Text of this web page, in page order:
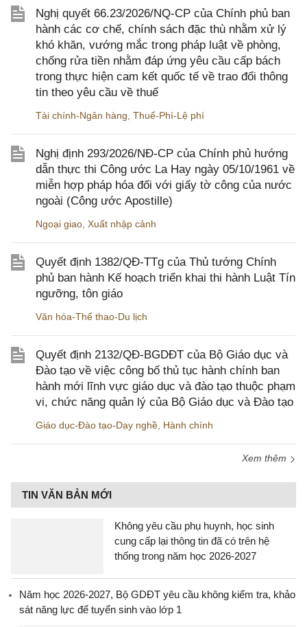
Nghị quyết 66.23/2026/NQ-CP của Chính phủ ban
hành các cơ chế, chính sách đặc thù nhằm xử lý
khó khăn, vướng mắc trong pháp luật về phòng,
chống rửa tiền nhằm đáp ứng yêu cầu cấp bách
trong thực hiện cam kết quốc tế về trao đổi thông
tin theo yêu cầu về thuế
Tài chính-Ngân hàng, Thuế-Phí-Lệ phí
Nghị định 293/2026/NĐ-CP của Chính phủ hướng
dẫn thực thi Công ước La Hay ngày 05/10/1961 về
miễn hợp pháp hóa đối với giấy tờ công của nước
ngoài (Công ước Apostille)
Ngoại giao, Xuất nhập cảnh
Quyết định 1382/QĐ-TTg của Thủ tướng Chính
phủ ban hành Kế hoạch triển khai thi hành Luật Tín
ngưỡng, tôn giáo
Văn hóa-Thể thao-Du lịch
Quyết định 2132/QĐ-BGDĐT của Bộ Giáo dục và
Đào tạo về việc công bố thủ tục hành chính ban
hành mới lĩnh vực giáo dục và đào tạo thuộc phạm
vi, chức năng quản lý của Bộ Giáo dục và Đào tạo
Giáo dục-Đào tạo-Dạy nghề, Hành chính
Xem thêm
TIN VĂN BẢN MỚI
Không yêu cầu phụ huynh, học sinh
cung cấp lại thông tin đã có trên hệ
thống trong năm học 2026-2027
Năm học 2026-2027, Bộ GDĐT yêu cầu không kiểm tra, khảo
sát năng lực để tuyển sinh vào lớp 1